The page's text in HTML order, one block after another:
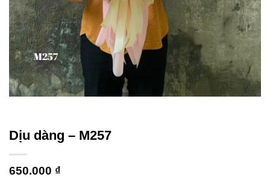
Dịu dàng – M257
650.000 ₫